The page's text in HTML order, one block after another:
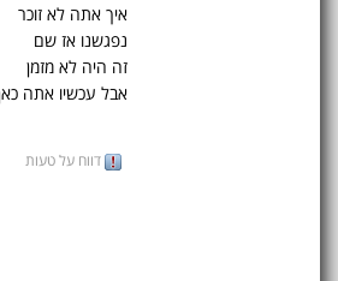
איך אתה לא זוכר
נפגשנו אז שם
זה היה לא מזמן
אבל עכשיו אתה
דווח על טעות